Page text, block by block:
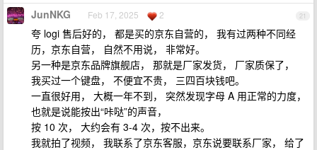
21
JunNKG Feb 17, 2025 2
夸 logi 售后好的， 都是买的京东自营的， 我有过两种不同经
历，京东自营， 自然不用说， 非常好。
另一种是京东品牌旗舰店， 那就是厂家发货， 厂家质保了，
我买过一个键盘， 不便宜不贵， 三四百块钱吧。
一直很好用， 大概一年不到， 突然发现字母 A 用正常的力度，
也就是说能按出“咔哒”的声音，
按 10 次， 大约会有 3-4 次，按不出来。
我就拍了视频， 我联系了京东客服，京东说要联系厂家， 给了